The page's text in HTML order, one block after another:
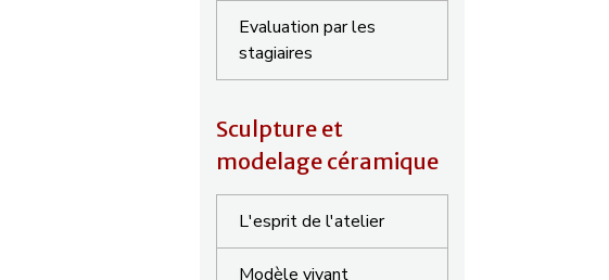
Evaluation par les
stagiaires
Sculpture et
modelage céramique
L'esprit de l'atelier
Modèle vivant